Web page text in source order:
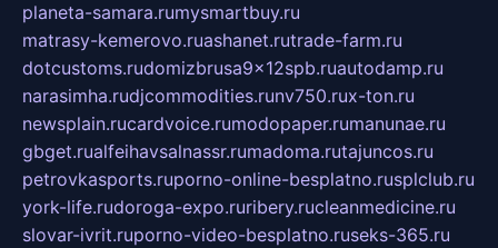
planeta-samara.rumysmartbuy.ru
matrasy-kemerovo.ruashanet.rutrade-farm.ru
dotcustoms.rudomizbrusa9x12spb.ruautodamp.ru
narasimha.rudjcommodities.runv750.rux-ton.ru
newsplain.rucardvoice.rumodopaper.rumanunae.ru
gbget.rualfeihavsalnassr.rumadoma.rutajuncos.ru
petrovkasports.ruporno-online-besplatno.rusplclub.ru
york-life.rudoroga-expo.ruribery.rucleanmedicine.ru
slovar-ivrit.ruporno-video-besplatno.ruseks-365.ru